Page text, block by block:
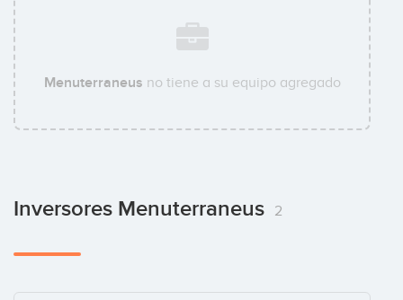
Menuterraneus no tiene a su equipo agregado
Inversores Menuterraneus 2